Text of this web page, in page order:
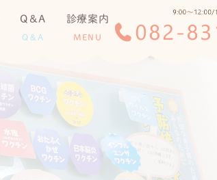
Q＆A
Q＆A
診療案内
MENU
予防接種
アレルギー科
乳児健診